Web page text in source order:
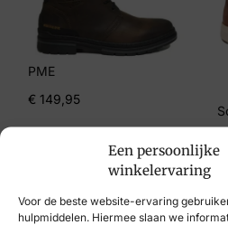
Een persoonlijke
winkelervaring
Voor de beste website-ervaring
hulpmiddelen. Hiermee slaan we
Artikelnummer
PME
€ 149,95